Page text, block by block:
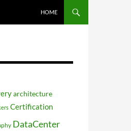
HOME
architecture
Certification
DataCenter